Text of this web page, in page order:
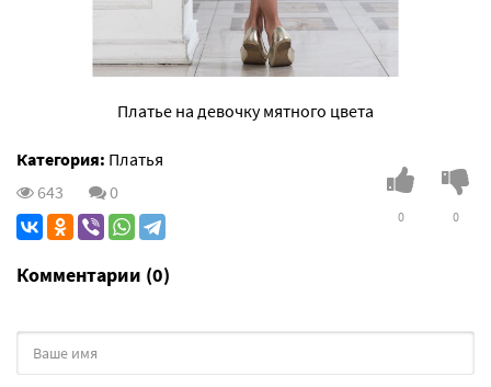
Платье на девочку мятного цвета
Категория: Платья
643
0
0 0
Комментарии (0)